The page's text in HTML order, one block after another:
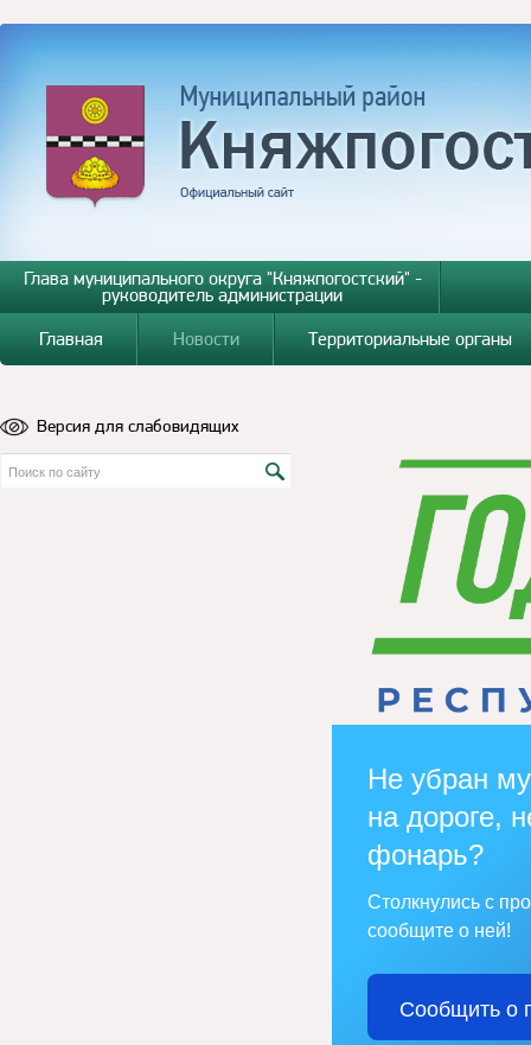
Глава муниципального округа "Княжпогостский" -
руководитель администрации
Главная
Новости Территориальные органы
Версия для слабовидящих
Не убран
на дороге,
фонарь?
Столкнулись с
сообщите о ней!
Сообщить о